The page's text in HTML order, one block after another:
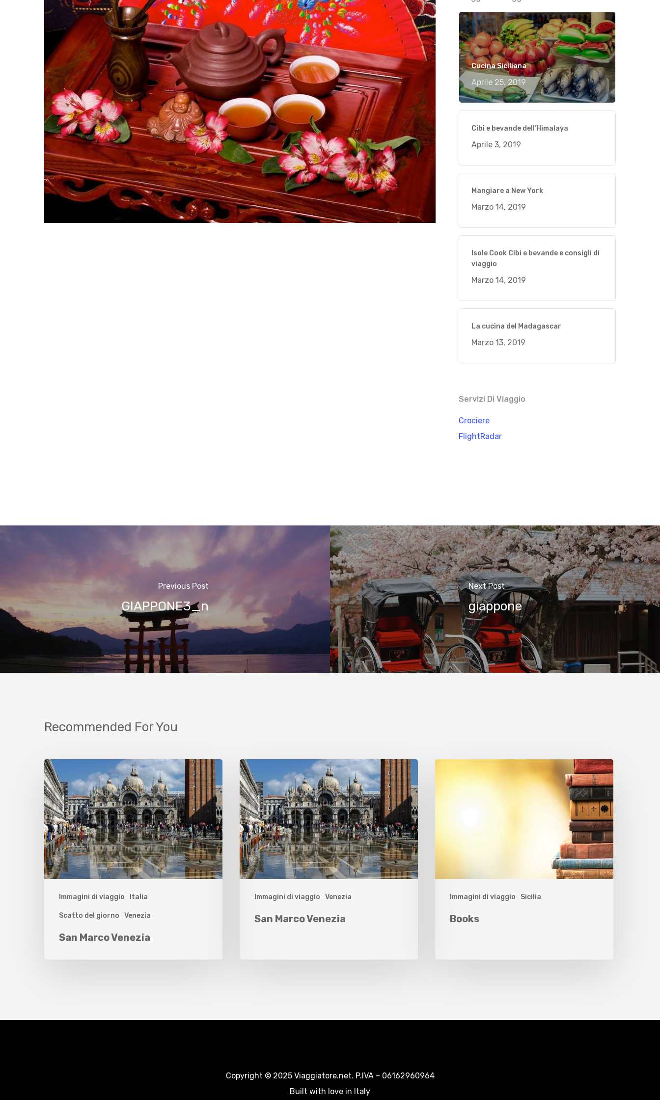
Hit enter to search or ESC to close
Cucina Siciliana
Aprile 25, 2019
Cibi e bevande dell’Himalaya
Aprile 3, 2019
Mangiare a New York
Marzo 14, 2019
Isole Cook Cibi e bevande e consigli di
viaggio
Marzo 14, 2019
La cucina del Madagascar
Marzo 13, 2019
Servizi Di Viaggio
Crociere
FlightRadar
Previous Post
GIAPPONE3_n
Next Post
giappone
Recommended For You
Immagini di viaggio Italia
Scatto del giorno Venezia
San Marco Venezia
Immagini di viaggio Venezia
San Marco Venezia
Immagini di viaggio Sicilia
Books
Copyright © 2025 Viaggiatore.net. P.IVA – 06162960964
Built with love in Italy